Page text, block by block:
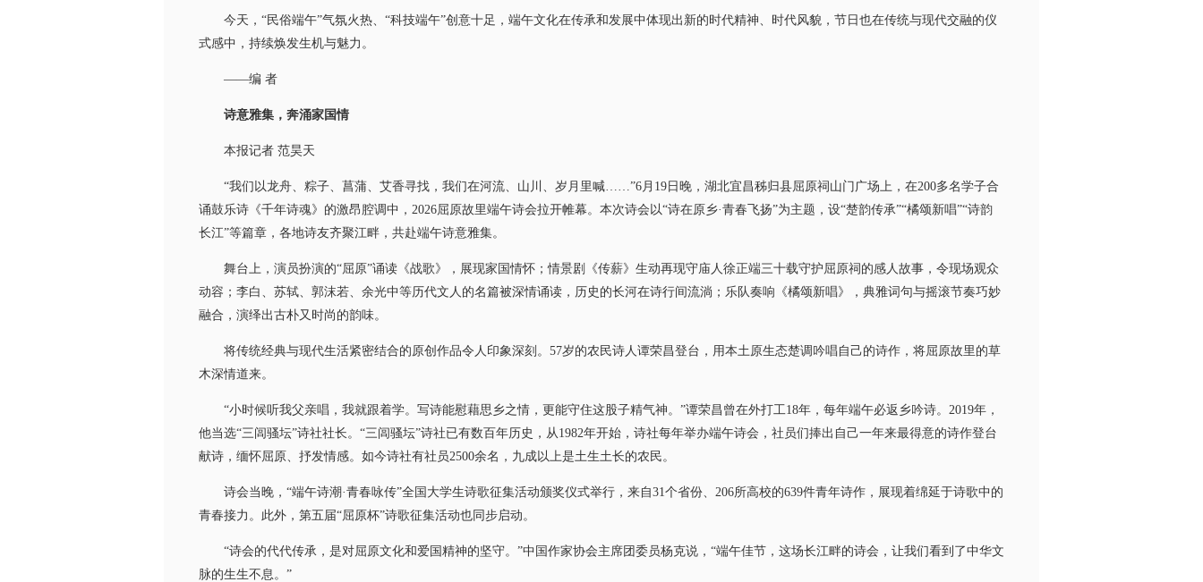
今天，“民俗端午”气氛火热、“科技端午”创意十足，端午文化在传承和发展中体现出新的时代精神、时代风貌，节日也在传统与现代交融的仪
式感中，持续焕发生机与魅力。
——编 者
诗意雅集，奔涌家国情
本报记者 范昊天
“我们以龙舟、粽子、菖蒲、艾香寻找，我们在河流、山川、岁月里喊……”6月19日晚，湖北宜昌秭归县屈原祠山门广场上，在200多名学子合
诵鼓乐诗《千年诗魂》的激昂腔调中，2026屈原故里端午诗会拉开帷幕。本次诗会以“诗在原乡·青春飞扬”为主题，设“楚韵传承”“橘颂新唱”“诗韵
长江”等篇章，各地诗友齐聚江畔，共赴端午诗意雅集。
舞台上，演员扮演的“屈原”诵读《战歌》，展现家国情怀；情景剧《传薪》生动再现守庙人徐正端三十载守护屈原祠的感人故事，令现场观众
动容；李白、苏轼、郭沫若、余光中等历代文人的名篇被深情诵读，历史的长河在诗行间流淌；乐队奏响《橘颂新唱》，典雅词句与摇滚节奏巧妙
融合，演绎出古朴又时尚的韵味。
将传统经典与现代生活紧密结合的原创作品令人印象深刻。57岁的农民诗人谭荣昌登台，用本土原生态楚调吟唱自己的诗作，将屈原故里的草
木深情道来。
“小时候听我父亲唱，我就跟着学。写诗能慰藉思乡之情，更能守住这股子精气神。”谭荣昌曾在外打工18年，每年端午必返乡吟诗。2019年，
他当选“三闾骚坛”诗社社长。“三闾骚坛”诗社已有数百年历史，从1982年开始，诗社每年举办端午诗会，社员们捧出自己一年来最得意的诗作登台
献诗，缅怀屈原、抒发情感。如今诗社有社员2500余名，九成以上是土生土长的农民。
诗会当晚，“端午诗潮·青春咏传”全国大学生诗歌征集活动颁奖仪式举行，来自31个省份、206所高校的639件青年诗作，展现着绵延于诗歌中的
青春接力。此外，第五届“屈原杯”诗歌征集活动也同步启动。
“诗会的代代传承，是对屈原文化和爱国精神的坚守。”中国作家协会主席团委员杨克说，“端午佳节，这场长江畔的诗会，让我们看到了中华文
脉的生生不息。”